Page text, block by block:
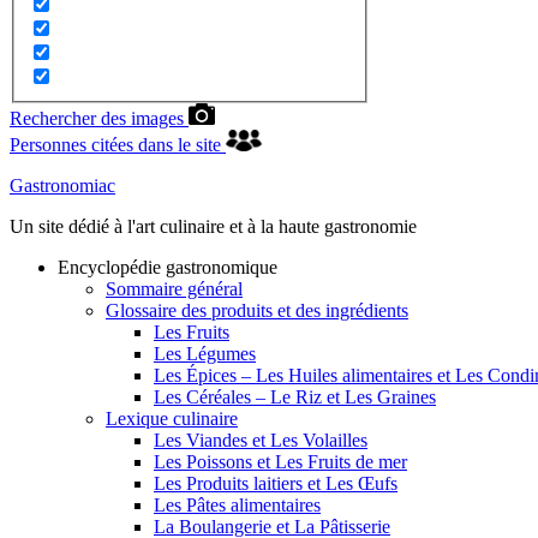
Rechercher des images
Personnes citées dans le site
Gastronomiac
Un site dédié à l'art culinaire et à la haute gastronomie
Encyclopédie gastronomique
Sommaire général
Glossaire des produits et des ingrédients
Les Fruits
Les Légumes
Les Épices – Les Huiles alimentaires et Les
Les Céréales – Le Riz et Les Graines
Lexique culinaire
Les Viandes et Les Volailles
Les Poissons et Les Fruits de mer
Les Produits laitiers et Les Œufs
Les Pâtes alimentaires
La Boulangerie et La Pâtisserie